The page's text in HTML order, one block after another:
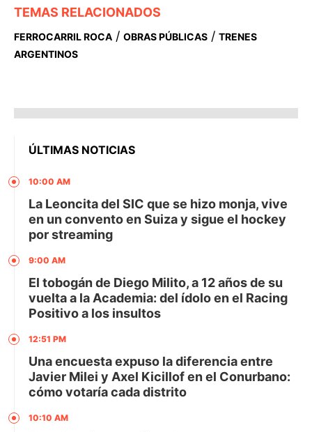
TEMAS RELACIONADOS
FERROCARRIL ROCA / OBRAS PÚBLICAS / TRENES
ARGENTINOS
ÚLTIMAS NOTICIAS
10:00 AM
La Leoncita del SIC que se hizo monja, vive
en un convento en Suiza y sigue el hockey
por streaming
9:00 AM
El tobogán de Diego Milito, a 12 años de su
vuelta a la Academia: del ídolo en el Racing
Positivo a los insultos
12:51 PM
Una encuesta expuso la diferencia entre
Javier Milei y Axel Kicillof en el Conurbano:
cómo votaría cada distrito
10:10 AM